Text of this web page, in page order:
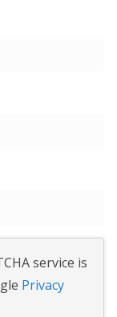
service is
Privacy